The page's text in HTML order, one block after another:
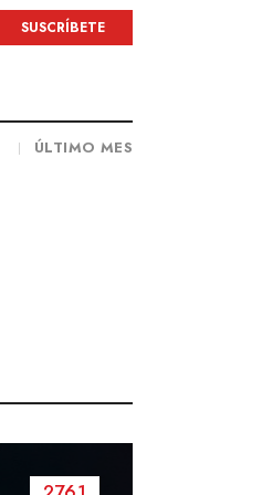
SUSCRÍBETE
ÚLTIMO MES